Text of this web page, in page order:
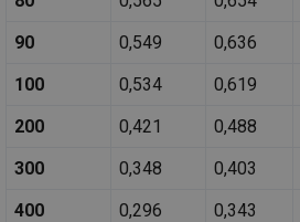
90
0,549 0,636
100
0,534 0,619
200
0,421 0,488
300
0,348 0,403
400
0,296 0,343